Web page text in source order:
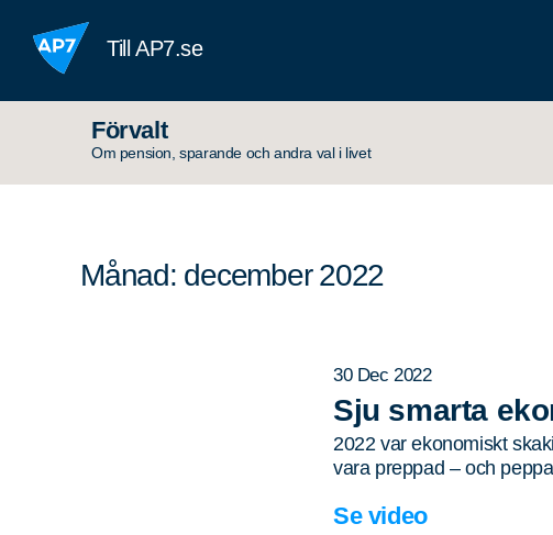
Hoppa till innehållet
Till AP7.se
Förvalt
Om pension, sparande och andra val i livet
Månad: december 2022
30 Dec 2022
Sju smarta
2022 var ekonomiskt
vara preppad – och
Se video